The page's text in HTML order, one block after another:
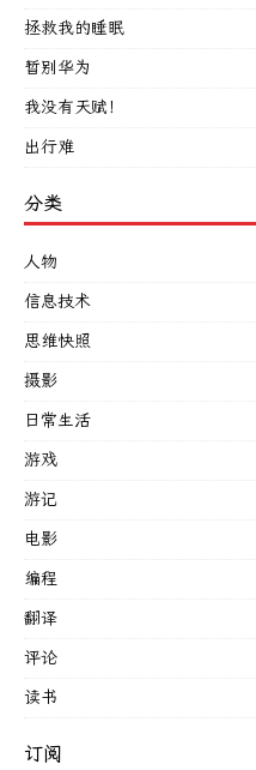
拯救我的睡眠
暂别华为
我没有天赋！
出行难
分类
人物
信息技术
思维快照
摄影
日常生活
游戏
游记
电影
编程
翻译
评论
读书
订阅